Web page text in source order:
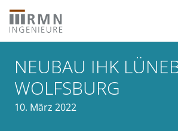
NEUBAU IHK
WOLFSBURG
10. März 2022